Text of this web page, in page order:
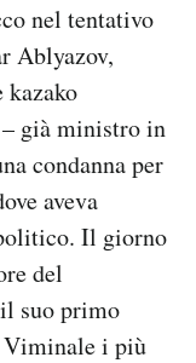
nel tentativo
Ablyazov,
– già ministro in
condanna per
aveva
Il giorno
del
suo primo
Viminale i più